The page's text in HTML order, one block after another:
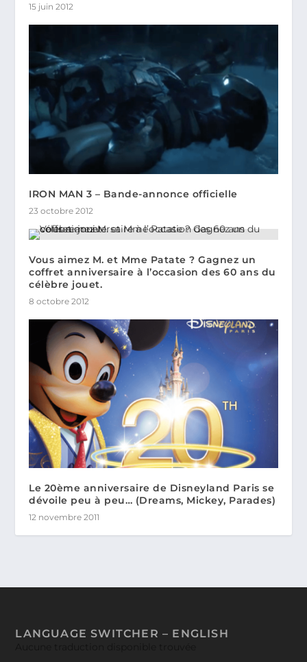
15 juin 2012
IRON MAN 3 – Bande-annonce officielle
23 octobre 2012
Vous aimez M. et Mme Patate ? Gagnez un
coffret anniversaire à l’occasion des 60 ans du
célèbre jouet.
8 octobre 2012
Le 20ème anniversaire de Disneyland Paris se
dévoile peu à peu… (Dreams, Mickey, Parades)
12 novembre 2011
LANGUAGE SWITCHER – ENGLISH